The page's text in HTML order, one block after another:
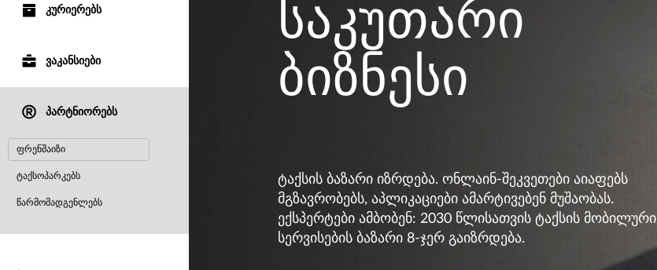
კურიერებს
ვაკანსიები
პარტნიორებს
ფრენშაიზი
ტაქსოპარკებს
წარმომადგენლებს
საკუთარი
ბიზნესი
ტაქსის ბაზარი იზრდება. ონლაინ-შეკვეთები აიაფებს
მგზავრობებს, აპლიკაციები ამარტივებენ მუშაობას.
ექსპერტები ამბობენ: 2030 წლისათვის ტაქსის მობილური
სერვისების ბაზარი 8-ჯერ გაიზრდება.